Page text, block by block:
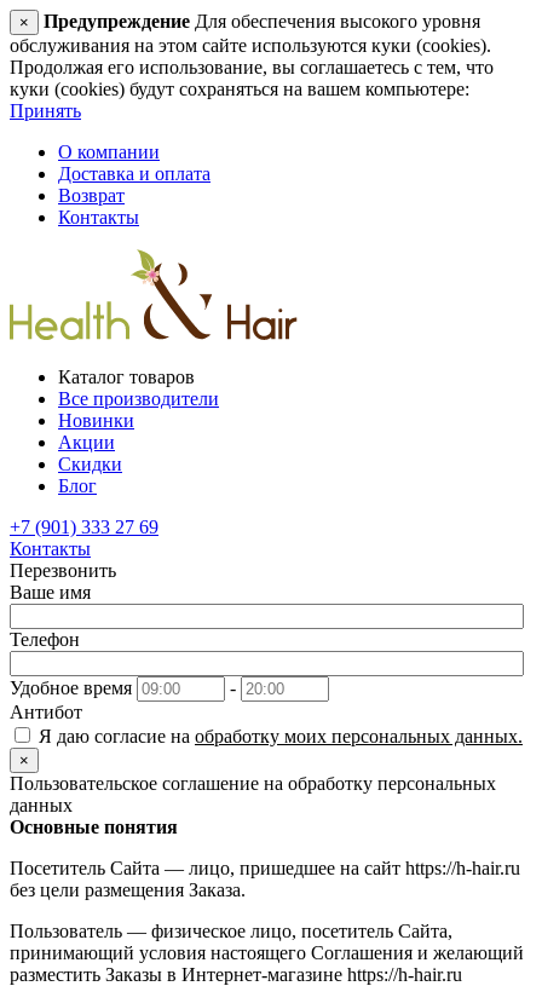
× Предупреждение Для обеспечения высокого уровня
обслуживания на этом сайте используются куки (cookies).
Продолжая его использование, вы соглашаетесь с тем, что
куки (cookies) будут сохраняться на вашем компьютере:
Принять
О компании
Доставка и оплата
Возврат
Контакты
Каталог товаров
Все производители
Новинки
Акции
Скидки
Блог
+7 (901) 333 27 69
Контакты
Перезвонить
Ваше имя
Телефон
Удобное время
-
Антибот
Я даю согласие на обработку моих персональных данных.
×
Пользовательское соглашение на обработку персональных
данных
Основные понятия
Посетитель Сайта — лицо, пришедшее на сайт https://h-hair.ru
без цели размещения Заказа.
Пользователь — физическое лицо, посетитель Сайта,
принимающий условия настоящего Соглашения и желающий
разместить Заказы в Интернет-магазине https://h-hair.ru